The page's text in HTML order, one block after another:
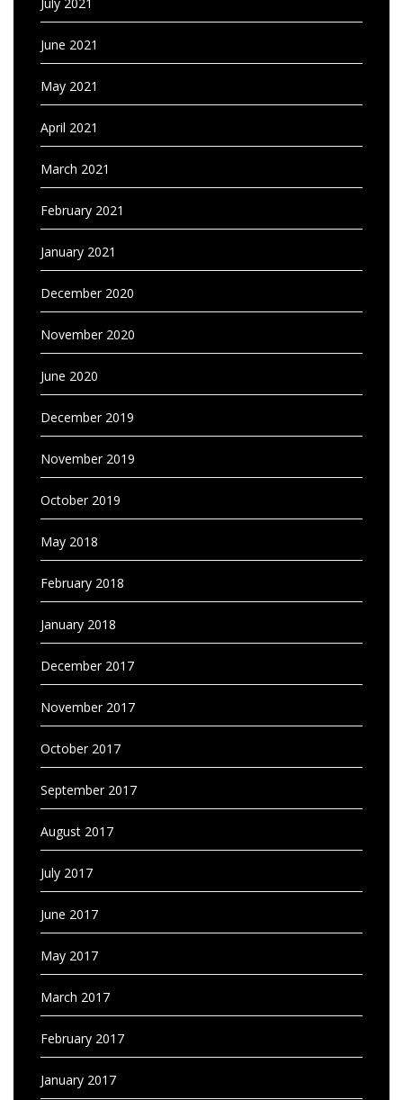
June 2021
May 2021
April 2021
March 2021
February 2021
January 2021
December 2020
November 2020
June 2020
December 2019
November 2019
October 2019
May 2018
February 2018
January 2018
December 2017
November 2017
October 2017
September 2017
August 2017
July 2017
June 2017
May 2017
March 2017
February 2017
January 2017